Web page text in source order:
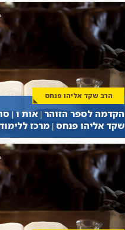
הרב שקד אליהו פנחס
הקדמה לספר הזוהר | אות ו |
שקד אליהו פנחס | מרכז